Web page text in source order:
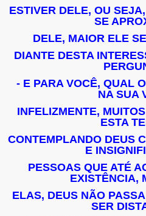
ESTIVER DELE, OU
SE
DELE, MAIOR ELE
DIANTE DESTA
- E PARA VOCÊ, QUAL
NA SUA
INFELIZMENTE,
ESTA
CONTEMPLANDO DEUS
E
PESSOAS QUE ATÉ
EXISTÊNCIA,
ELAS, DEUS NÃO
SER